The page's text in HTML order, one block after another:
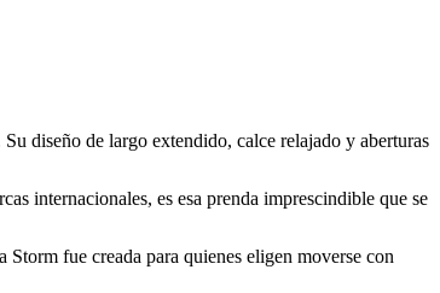
diseño de largo extendido, calce relajado y aberturas
internacionales, es esa prenda imprescindible que se
fue creada para quienes eligen moverse con